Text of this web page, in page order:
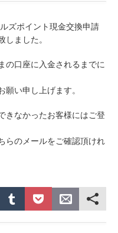
ズポイント現金交換申請
ました。
の口座に入金されるまでに
い申し上げます。
きなかったお客様にはご登
らのメールをご確認頂けれ